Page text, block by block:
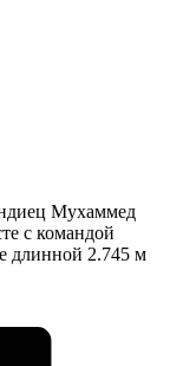
Мухаммед
с командой
длинной 2.745 м